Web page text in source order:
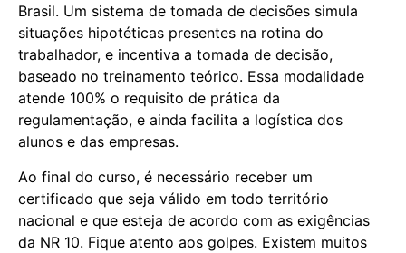
Brasil. Um sistema de tomada de decisões simula
situações hipotéticas presentes na rotina do
trabalhador, e incentiva a tomada de decisão,
baseado no treinamento teórico. Essa modalidade
atende 100% o requisito de prática da
regulamentação, e ainda facilita a logística dos
alunos e das empresas.
Ao final do curso, é necessário receber um
certificado que seja válido em todo território
nacional e que esteja de acordo com as exigências
da NR 10. Fique atento aos golpes. Existem muitos